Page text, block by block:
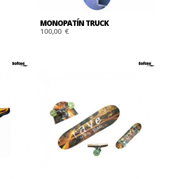
MONOPATÍN TRUCK
100,00 €